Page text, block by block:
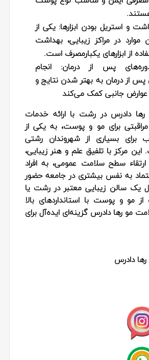
و استریل بودن ابزارها:یکی از
موارد در مراکز زیبایی، بهداشت
از ابزارهای یکبارمصرف است.
پس از درمان:انجام
پس از درمان به بهتر شدن نتایج و
عوارض جانبی کمک می‌کند
دادرس در رشت با ارائه خدمات
برای مو و پوست، به یکی از
برای بسیاری از شهروندان رشتی
مرکز با تلفیق علم و هنر زیبایی،
سطح سلامت عمومی، به افراد
به نفس بیشتری در جامعه حضور
یک سالن زیبایی معتبر در رشت یا
مو و پوست با استانداردهای بالا
مو رها دادرس گزینه‌ای ایده‌آل برای
دادرس